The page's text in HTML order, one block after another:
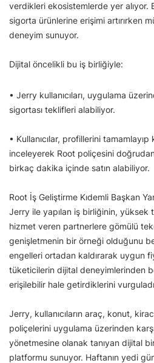
verdikleri ekosistemlerde yer alıyor.
sigorta ürünlerine erişimi artırırken
deneyim sunuyor.
Dijital öncelikli bu iş birliğiyle:
• Jerry kullanıcıları, uygulama
sigortası teklifleri alabiliyor.
• Kullanıcılar, profillerini
inceleyerek Root poliçesini
birkaç dakika içinde satın alabiliyor.
Root İş Geliştirme Kıdemli Başkan
Jerry ile yapılan iş birliğinin, yüksek
hizmet veren partnerlere gömülü
genişletmenin bir örneği olduğunu
engelleri ortadan kaldırarak uygun
tüketicilerin dijital deneyimlerinden
erişilebilir hale getirdiklerini
Jerry, kullanıcıların araç, konut,
poliçelerini uygulama üzerinden
yönetmesine olanak tanıyan dijital
platformu sunuyor. Haftanın yedi